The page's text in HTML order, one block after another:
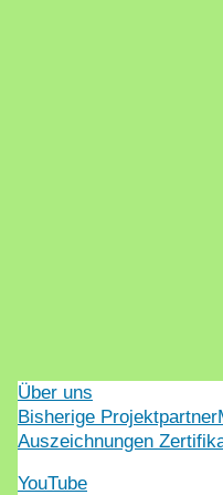
Über uns
Bisherige Projektpartner
Auszeichnungen
YouTube